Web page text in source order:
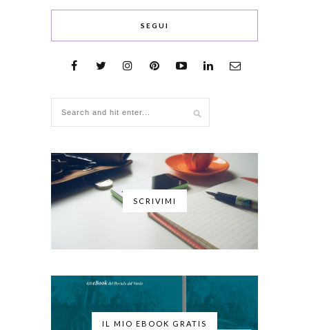
SEGUI
SCRIVIMI
IL MIO EBOOK GRATIS